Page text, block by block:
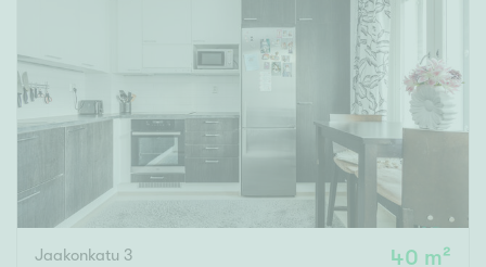
Jaakonkatu 3
40 m²